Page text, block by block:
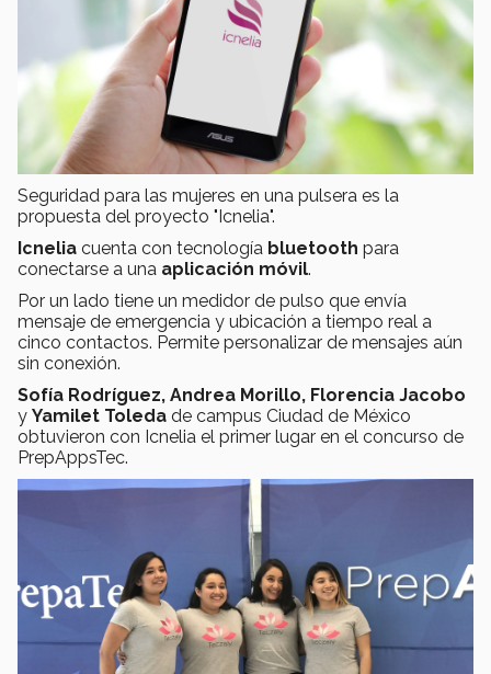
Seguridad para las mujeres en una pulsera es la
propuesta del proyecto "Icnelia".
Icnelia cuenta con tecnología bluetooth para
conectarse a una aplicación móvil.
Por un lado tiene un medidor de pulso que envía
mensaje de emergencia y ubicación a tiempo real a
cinco contactos. Permite personalizar de mensajes aún
sin conexión.
Sofía Rodríguez, Andrea Morillo, Florencia Jacobo
y Yamilet Toleda de campus Ciudad de México
obtuvieron con Icnelia el primer lugar en el concurso de
PrepAppsTec.